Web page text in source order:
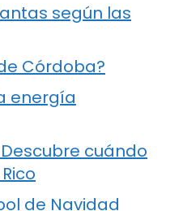
según las
Córdoba?
energía
cuándo
de Navidad